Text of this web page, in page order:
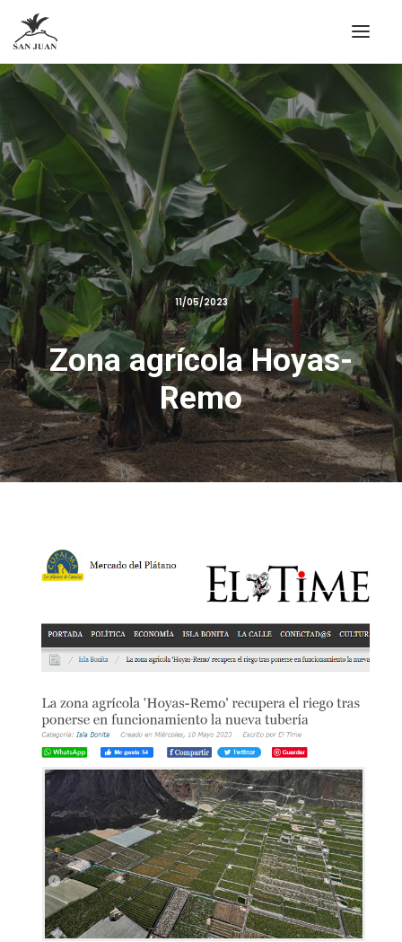
11/05/2023
Zona agrícola Hoyas-
Remo